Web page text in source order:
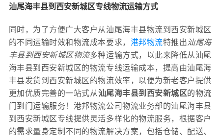
汕尾海丰县到西安新城区专线物流运输方式
同时，为了方便广大客户从汕尾海丰县物流到西安新城区
的不同运输时效和物流成本要求， 港邦物流特推出汕尾海
丰县到西安新城区物流多种运输方式，以此来降低从汕尾
海丰县到西安新城区的物流专线运输成本，提高由汕尾海
丰县发货到西安新城区的物流效率，以便为新老客户提供
更加优质完善的一站式从汕尾海丰县到西安新城区的物流
门到门运输服务！港邦物流公司物流业务部的汕尾海丰县
到西安新城区专线提供灵活多样化的物流服务，根据客户
的需求量身定制不同的物流解决方案，包括仓储、配送、